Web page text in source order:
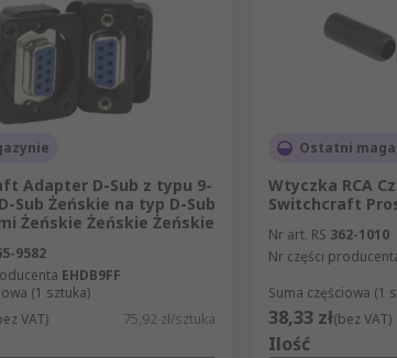
Adapter D-Sub z typu 9-
Sub Żeńskie na typ D-Sub
Żeńskie Żeńskie Żeńskie
9582
EHDB9FF
(1 sztuka)
VAT) 75,92 zł/sztuka
Ostatni
Wtyczka RCA
Switchcraft
Nr art. RS 362-1010
Nr części
Suma częściowa (1
38,33 zł(bez VAT)
Ilość